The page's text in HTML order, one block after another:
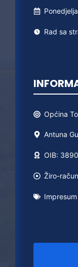
Rad sa
Općina
Antuna
OIB:
Žiro-
Impresum